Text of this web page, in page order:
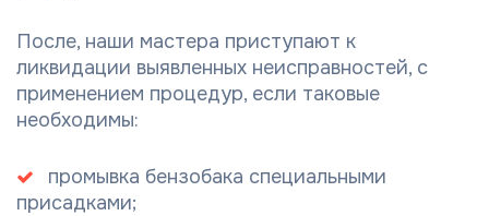
После, наши мастера приступают к
ликвидации выявленных неисправностей, с
применением процедур, если таковые
необходимы:
промывка бензобака специальными
присадками;